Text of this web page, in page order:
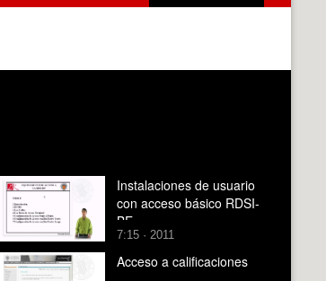
Instalaciones de usuario
con acceso básico RDSI-
BE
7:15 · 2011
Acceso a calificaciones